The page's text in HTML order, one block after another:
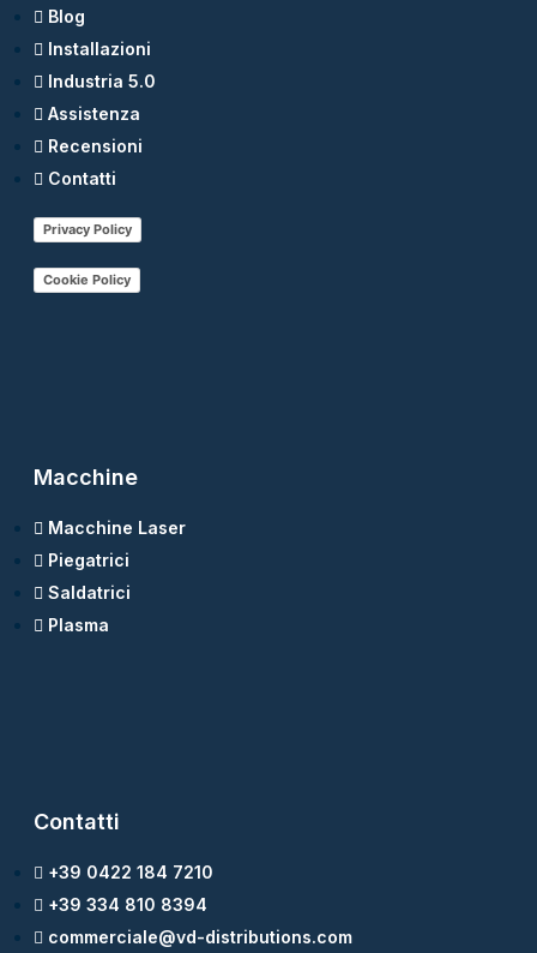
Blog
Installazioni
Industria 5.0
Assistenza
Recensioni
Contatti
Privacy Policy
Cookie Policy
Macchine
Macchine Laser
Piegatrici
Saldatrici
Plasma
Contatti
+39 0422 184 7210
+39 334 810 8394
commerciale@vd-distributions.com